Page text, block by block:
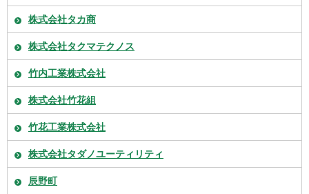
株式会社タカ商
株式会社タクマテクノス
竹内工業株式会社
株式会社竹花組
竹花工業株式会社
株式会社タダノユーティリティ
辰野町